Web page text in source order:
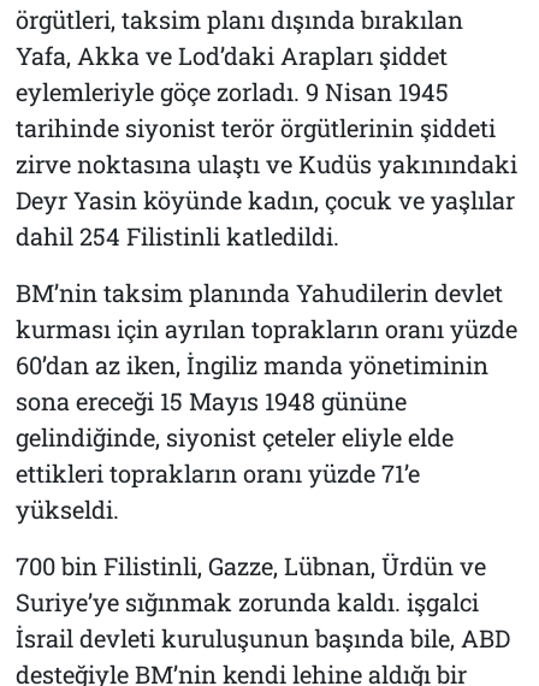
örgütleri, taksim planı dışında bırakılan
Yafa, Akka ve Lod’daki Arapları şiddet
eylemleriyle göçe zorladı. 9 Nisan 1945
tarihinde siyonist terör örgütlerinin şiddeti
zirve noktasına ulaştı ve Kudüs yakınındaki
Deyr Yasin köyünde kadın, çocuk ve yaşlılar
dahil 254 Filistinli katledildi.
BM’nin taksim planında Yahudilerin devlet
kurması için ayrılan toprakların oranı yüzde
60’dan az iken, İngiliz manda yönetiminin
sona ereceği 15 Mayıs 1948 gününe
gelindiğinde, siyonist çeteler eliyle elde
ettikleri toprakların oranı yüzde 71’e
yükseldi.
700 bin Filistinli, Gazze, Lübnan, Ürdün ve
Suriye’ye sığınmak zorunda kaldı. işgalci
İsrail devleti kuruluşunun başında bile, ABD
desteğiyle BM’nin kendi lehine aldığı bir